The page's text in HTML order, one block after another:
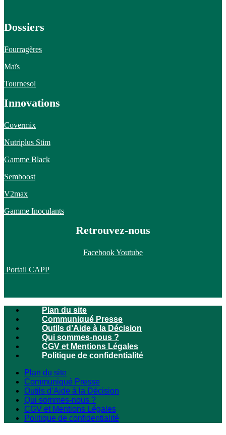
Dossiers
Fourragères
Maïs
Tournesol
Innovations
Covermix
Nutriplus Stim
Gamme Black
Semboost
V2max
Gamme Inoculants
Retrouvez-nous
FacebookYoutube
Portail CAPP
Plan du site
Communiqué Presse
Outils d’Aide à la Décision
Qui sommes-nous ?
CGV et Mentions Légales
Politique de confidentialité
Plan du site
Communiqué Presse
Outils d’Aide à la Décision
Qui sommes-nous ?
CGV et Mentions Légales
Politique de confidentialité